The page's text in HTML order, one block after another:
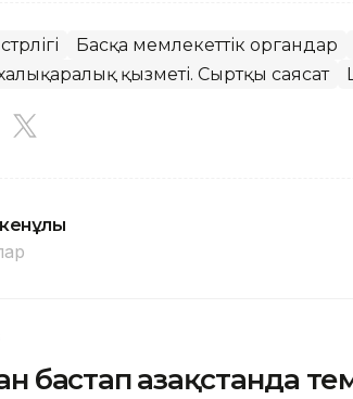
Басқа мемлекеттік органдар
қызметі. Сыртқы саясат
бастап Қазақстанда